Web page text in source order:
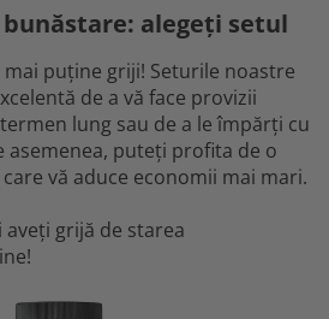
alegeți setul
puține griji! Seturile noastre
de a vă face provizii
lung sau de a le împărți cu
asemenea, puteți profita de o
vă aduce economii mai mari.
grijă de starea